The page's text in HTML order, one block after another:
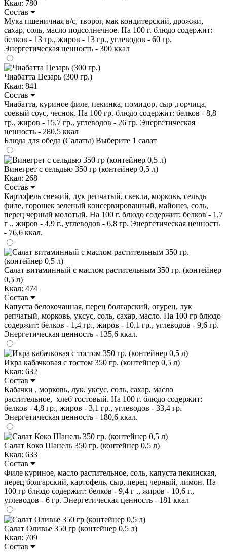
Ккал: 780
Состав
Мука пшеничная в/с, творог, мак кондитерский, дрожжи,
сахар, соль, масло подсолнечное. На 100 г. блюдо содержит:
белков - 13 гр., жиров - 13 гр., углеводов - 60 гр.
Энергетическая ценность - 300 ккал
Чиабатта Цезарь (300 гр.)
Ккал: 841
Состав
Чиабатта, куриное филе, пекинка, помидор, сыр ,горчица,
соевый соус, чеснок. На 100 гр. блюдо содержит: белков - 8,8
гр., жиров - 15,7 гр., углеводов - 26 гр. Энергетическая
ценность - 280,5 ккал
Блюда для обеда (Салаты) Выберите 1 салат
Винегрет с сельдью 350 гр (контейнер 0,5 л)
Ккал: 268
Состав
Картофель свежий, лук репчатый, свекла, морковь, сельдь
филе, горошек зеленый консервированный, майонез, соль,
перец черный молотый. На 100 г. блюдо содержит: белков - 1,7
г ., жиров - 4,9 г., углеводов - 6,8 гр. Энергетическая ценность
- 76,6 ккал.
Салат витаминный с маслом растительным 350 гр. (контейнер
0,5 л)
Ккал: 474
Состав
Капуста белокочанная, перец болгарский, огурец, лук
репчатый, морковь, уксус, соль, сахар, масло. На 100 гр блюдо
содержит: белков - 1,4 гр., жиров - 10,1 гр., углеводов - 9,6 гр.
Энергетическая ценность - 135,6 ккал.
Икра кабачковая с тостом 350 гр. (контейнер 0,5 л)
Ккал: 632
Состав
Кабачки , морковь, лук, уксус, соль, сахар, масло
растительное, хлеб тостовый. На 100 г. блюдо содержит:
белков - 4,8 гр., жиров - 3,1 гр., углеводов - 33,4 гр.
Энергетическая ценность - 180,6 ккал.
Салат Коко Шанель 350 гр. (контейнер 0,5 л)
Ккал: 633
Состав
Филе куриное, масло растительное, соль, капуста пекинская,
перец болгарский, картофель, сыр, перец черный, лимон. На
100 гр блюдо содержит: белков - 9,4 г ., жиров - 10,6 г.,
углеводов - 6 гр. Энергетическая ценность - 181 ккал
Салат Оливье 350 гр (контейнер 0,5 л)
Ккал: 709
Состав